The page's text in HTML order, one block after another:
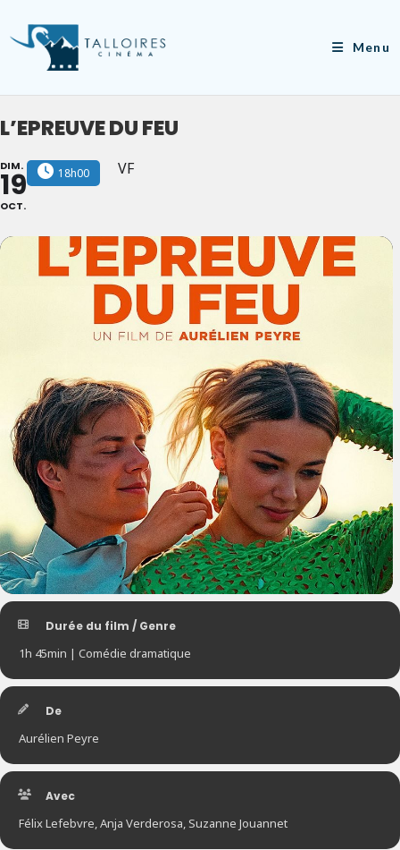
to
Menu
L’EPREUVE DU FEU
DIM.
19
OCT.
18h00 VF
Durée du film / Genre
1h 45min | Comédie dramatique
De
Aurélien Peyre
Avec
Félix Lefebvre, Anja Verderosa, Suzanne Jouannet